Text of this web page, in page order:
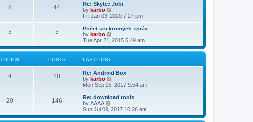
8 44
Re: Skytec Jobi
by karbo
i
e
w
h
l
e
s
p
o
s
Fri Jan 03, 2020 7:27 pm
3 3
Počet soukromých zpráv
by karbo
i
e
w
l
t
e
s
p
o
Tue Apr 21, 2015 5:49 am
TOPICS POSTS LAST POST
4 20
Re: Android Box
by karbo
e
w
h
l
Mon Sep 25, 2017 9:54 am
20 146
Re: download tools
by AAAA
i
e
w
Sun Jul 09, 2017 10:26 am